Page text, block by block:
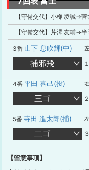
【守備交代】小柳 凌誠→菅
【守備交代】芹澤 友輔→半
3番 山下 息吹輝(中)
捕邪飛
4番 平田 喜己(投)
三ゴ
5番 寺田 進太郎(捕)
二ゴ
【留意事項】